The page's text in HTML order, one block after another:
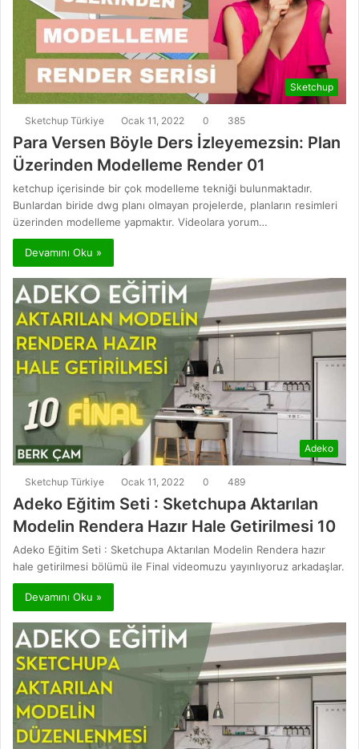
Sketchup
Sketchup Türkiye Ocak 11, 2022 0 385
Para Versen Böyle Ders İzleyemezsin: Plan
Üzerinden Modelleme Render 01
ketchup içerisinde bir çok modelleme tekniği bulunmaktadır.
Bunlardan biride dwg planı olmayan projelerde, planların resimleri
üzerinden modelleme yapmaktır. Videolara yorum…
Devamını Oku »
Adeko
Sketchup Türkiye Ocak 11, 2022 0 489
Adeko Eğitim Seti : Sketchupa Aktarılan
Modelin Rendera Hazır Hale Getirilmesi 10
Adeko Eğitim Seti : Sketchupa Aktarılan Modelin Rendera hazır
hale getirilmesi bölümü ile Final videomuzu yayınlıyoruz arkadaşlar.
Devamını Oku »